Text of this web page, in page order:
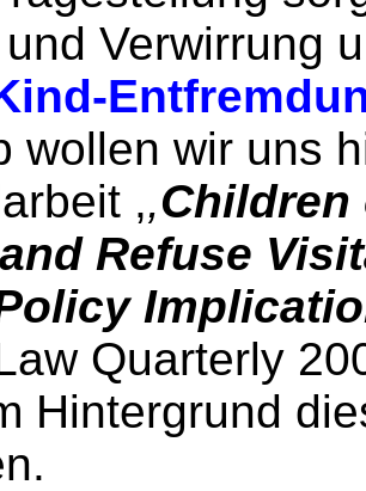
Verwirrung
wollen wir uns
,,Children
Refuse
Quarterly
Hintergrund